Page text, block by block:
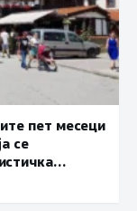
пет месеци
се